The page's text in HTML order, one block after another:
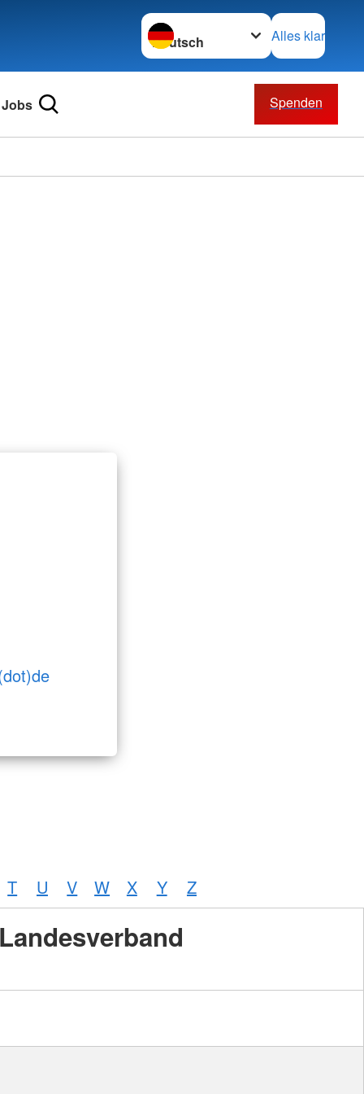
Sprache wechseln zu
Alles klar
Jobs Spenden
T U V W X Y Z
Landesverband